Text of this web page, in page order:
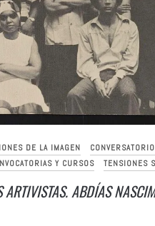
DE LA IMAGEN
Y CURSOS
TENSIONES
ARTIVISTAS. ABDÍAS